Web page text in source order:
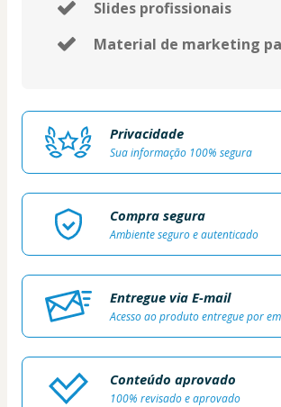
Slides profissionais
Material de marketing
Privacidade
Sua informação 100% segura
Compra segura
Ambiente seguro e autenticado
Entregue via E-mail
Acesso ao produto entregue por
Conteúdo aprovado
100% revisado e aprovado